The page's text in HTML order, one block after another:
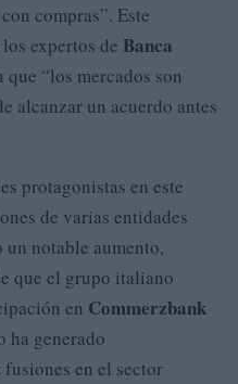
compras”. Este
expertos de Banca
“los mercados son
alcanzar un acuerdo antes
protagonistas en este
de varias entidades
notable aumento,
que el grupo italiano
en Commerzbank
ha generado
en el sector